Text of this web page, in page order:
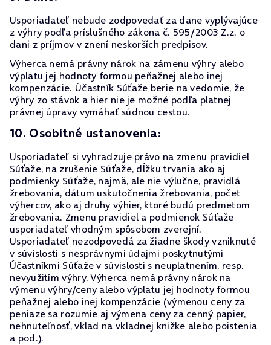
Usporiadateľ nebude zodpovedať za dane vyplývajúce
z výhry podľa príslušného zákona č. 595/2003 Z.z. o
dani z príjmov v znení neskorších predpisov.
Výherca nemá právny nárok na zámenu výhry alebo
výplatu jej hodnoty formou peňažnej alebo inej
kompenzácie. Účastník Súťaže berie na vedomie, že
výhry zo stávok a hier nie je možné podľa platnej
právnej úpravy vymáhať súdnou cestou.
10. Osobitné ustanovenia:
Usporiadateľ si vyhradzuje právo na zmenu pravidiel
Súťaže, na zrušenie Súťaže, dĺžku trvania ako aj
podmienky Súťaže, najmä, ale nie výlučne, pravidlá
žrebovania, dátum uskutočnenia žrebovania, počet
výhercov, ako aj druhy výhier, ktoré budú predmetom
žrebovania. Zmenu pravidiel a podmienok Súťaže
usporiadateľ vhodným spôsobom zverejní.
Usporiadateľ nezodpovedá za žiadne škody vzniknuté
v súvislosti s nesprávnymi údajmi poskytnutými
Účastníkmi Súťaže v súvislosti s neuplatnením, resp.
nevyužitím výhry. Výherca nemá právny nárok na
výmenu výhry/ceny alebo výplatu jej hodnoty formou
peňažnej alebo inej kompenzácie (výmenou ceny za
peniaze sa rozumie aj výmena ceny za cenný papier,
nehnuteľnosť, vklad na vkladnej knižke alebo poistenia
a pod.).